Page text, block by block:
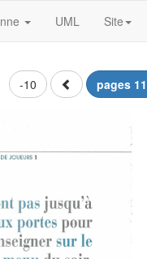
UML Site
-10 pages